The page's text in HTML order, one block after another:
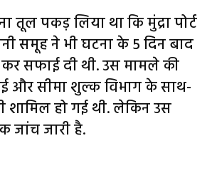
तूल पकड़ लिया था कि मुंद्रा पोर्ट
समूह ने भी घटना के 5 दिन बाद
सफाई दी थी. उस मामले की
और सीमा शुल्क विभाग के साथ-
हो गई थी. लेकिन उस
जांच जारी है.